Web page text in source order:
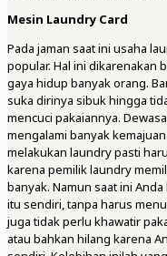
Mesin Laundry Card
Pada jaman saat ini usaha
popular. Hal ini dikarenakan
gaya hidup banyak orang.
suka dirinya sibuk hingga
mencuci pakaiannya.
mengalami banyak
melakukan laundry pasti
karena pemilik laundry
banyak. Namun saat ini
itu sendiri, tanpa harus
juga tidak perlu khawatir
atau bahkan hilang karena